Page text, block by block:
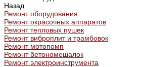
Назад
Ремонт оборудования
Ремонт окрасочных аппаратов
Ремонт тепловых пушек
Ремонт виброплит и трамбовок
Ремонт мотопомп
Ремонт бетономешалок
Ремонт электроинструмента